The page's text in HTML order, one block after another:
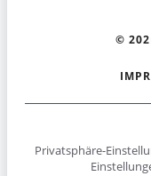
©
Privatsphäre-